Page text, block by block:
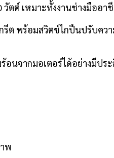
ตต์ เหมาะทั้งงานช่างมืออา
ต พร้อมสวิตช์ไกปืนปรับควา
ร้อนจากมอเตอร์ได้อย่างมีป
พ